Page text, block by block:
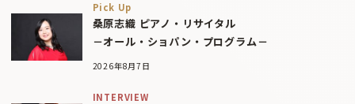
Pick Up
桑原志織 ピアノ・リサイタル
－オール・ショパン・プログラム－
2026年8月7日
INTERVIEW